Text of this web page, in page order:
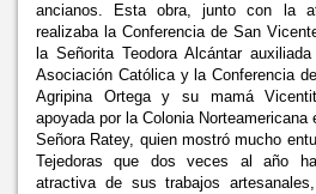
ancianos. Esta obra, junto con la
realizaba la Conferencia de San
la Señorita Teodora Alcántar
Asociación Católica y la Conferencia
Agripina Ortega y su mamá
apoyada por la Colonia
Señora Ratey, quien mostró mucho
Tejedoras que dos veces al año
atractiva de sus trabajos